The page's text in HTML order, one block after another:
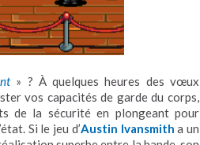
» ? À quelques heures des vœux
vos capacités de garde du corps,
de la sécurité en plongeant pour
Si le jeu d’Austin Ivansmith a un